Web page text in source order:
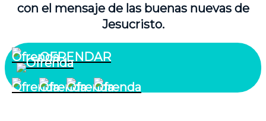
con el mensaje de las buenas nuevas de
Jesucristo.
OFRENDAR